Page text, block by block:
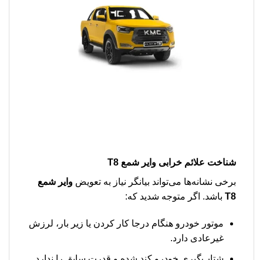
شناخت علائم خرابی وایر شمع T8
برخی نشانه‌ها می‌تواند بیانگر نیاز به تعویض وایر شمع
T8 باشد. اگر متوجه شدید که:
موتور خودرو هنگام درجا کار کردن یا زیر بار، لرزش
غیرعادی دارد.